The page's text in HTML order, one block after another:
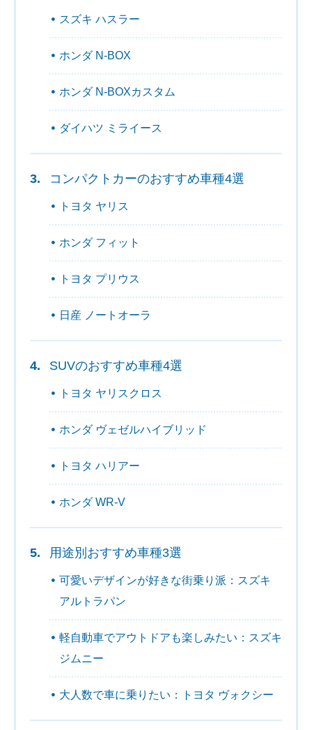
スズキ ハスラー
ホンダ N-BOX
ホンダ N-BOXカスタム
ダイハツ ミライース
コンパクトカーのおすすめ車種4選
トヨタ ヤリス
ホンダ フィット
トヨタ プリウス
日産 ノートオーラ
SUVのおすすめ車種4選
トヨタ ヤリスクロス
ホンダ ヴェゼルハイブリッド
トヨタ ハリアー
ホンダ WR-V
用途別おすすめ車種3選
可愛いデザインが好きな街乗り派：スズキ
アルトラパン
軽自動車でアウトドアも楽しみたい：スズキ
ジムニー
大人数で車に乗りたい：トヨタ ヴォクシー